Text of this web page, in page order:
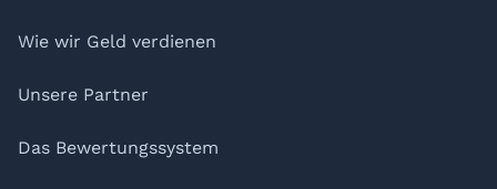
Wie wir Geld verdienen
Unsere Partner
Das Bewertungssystem